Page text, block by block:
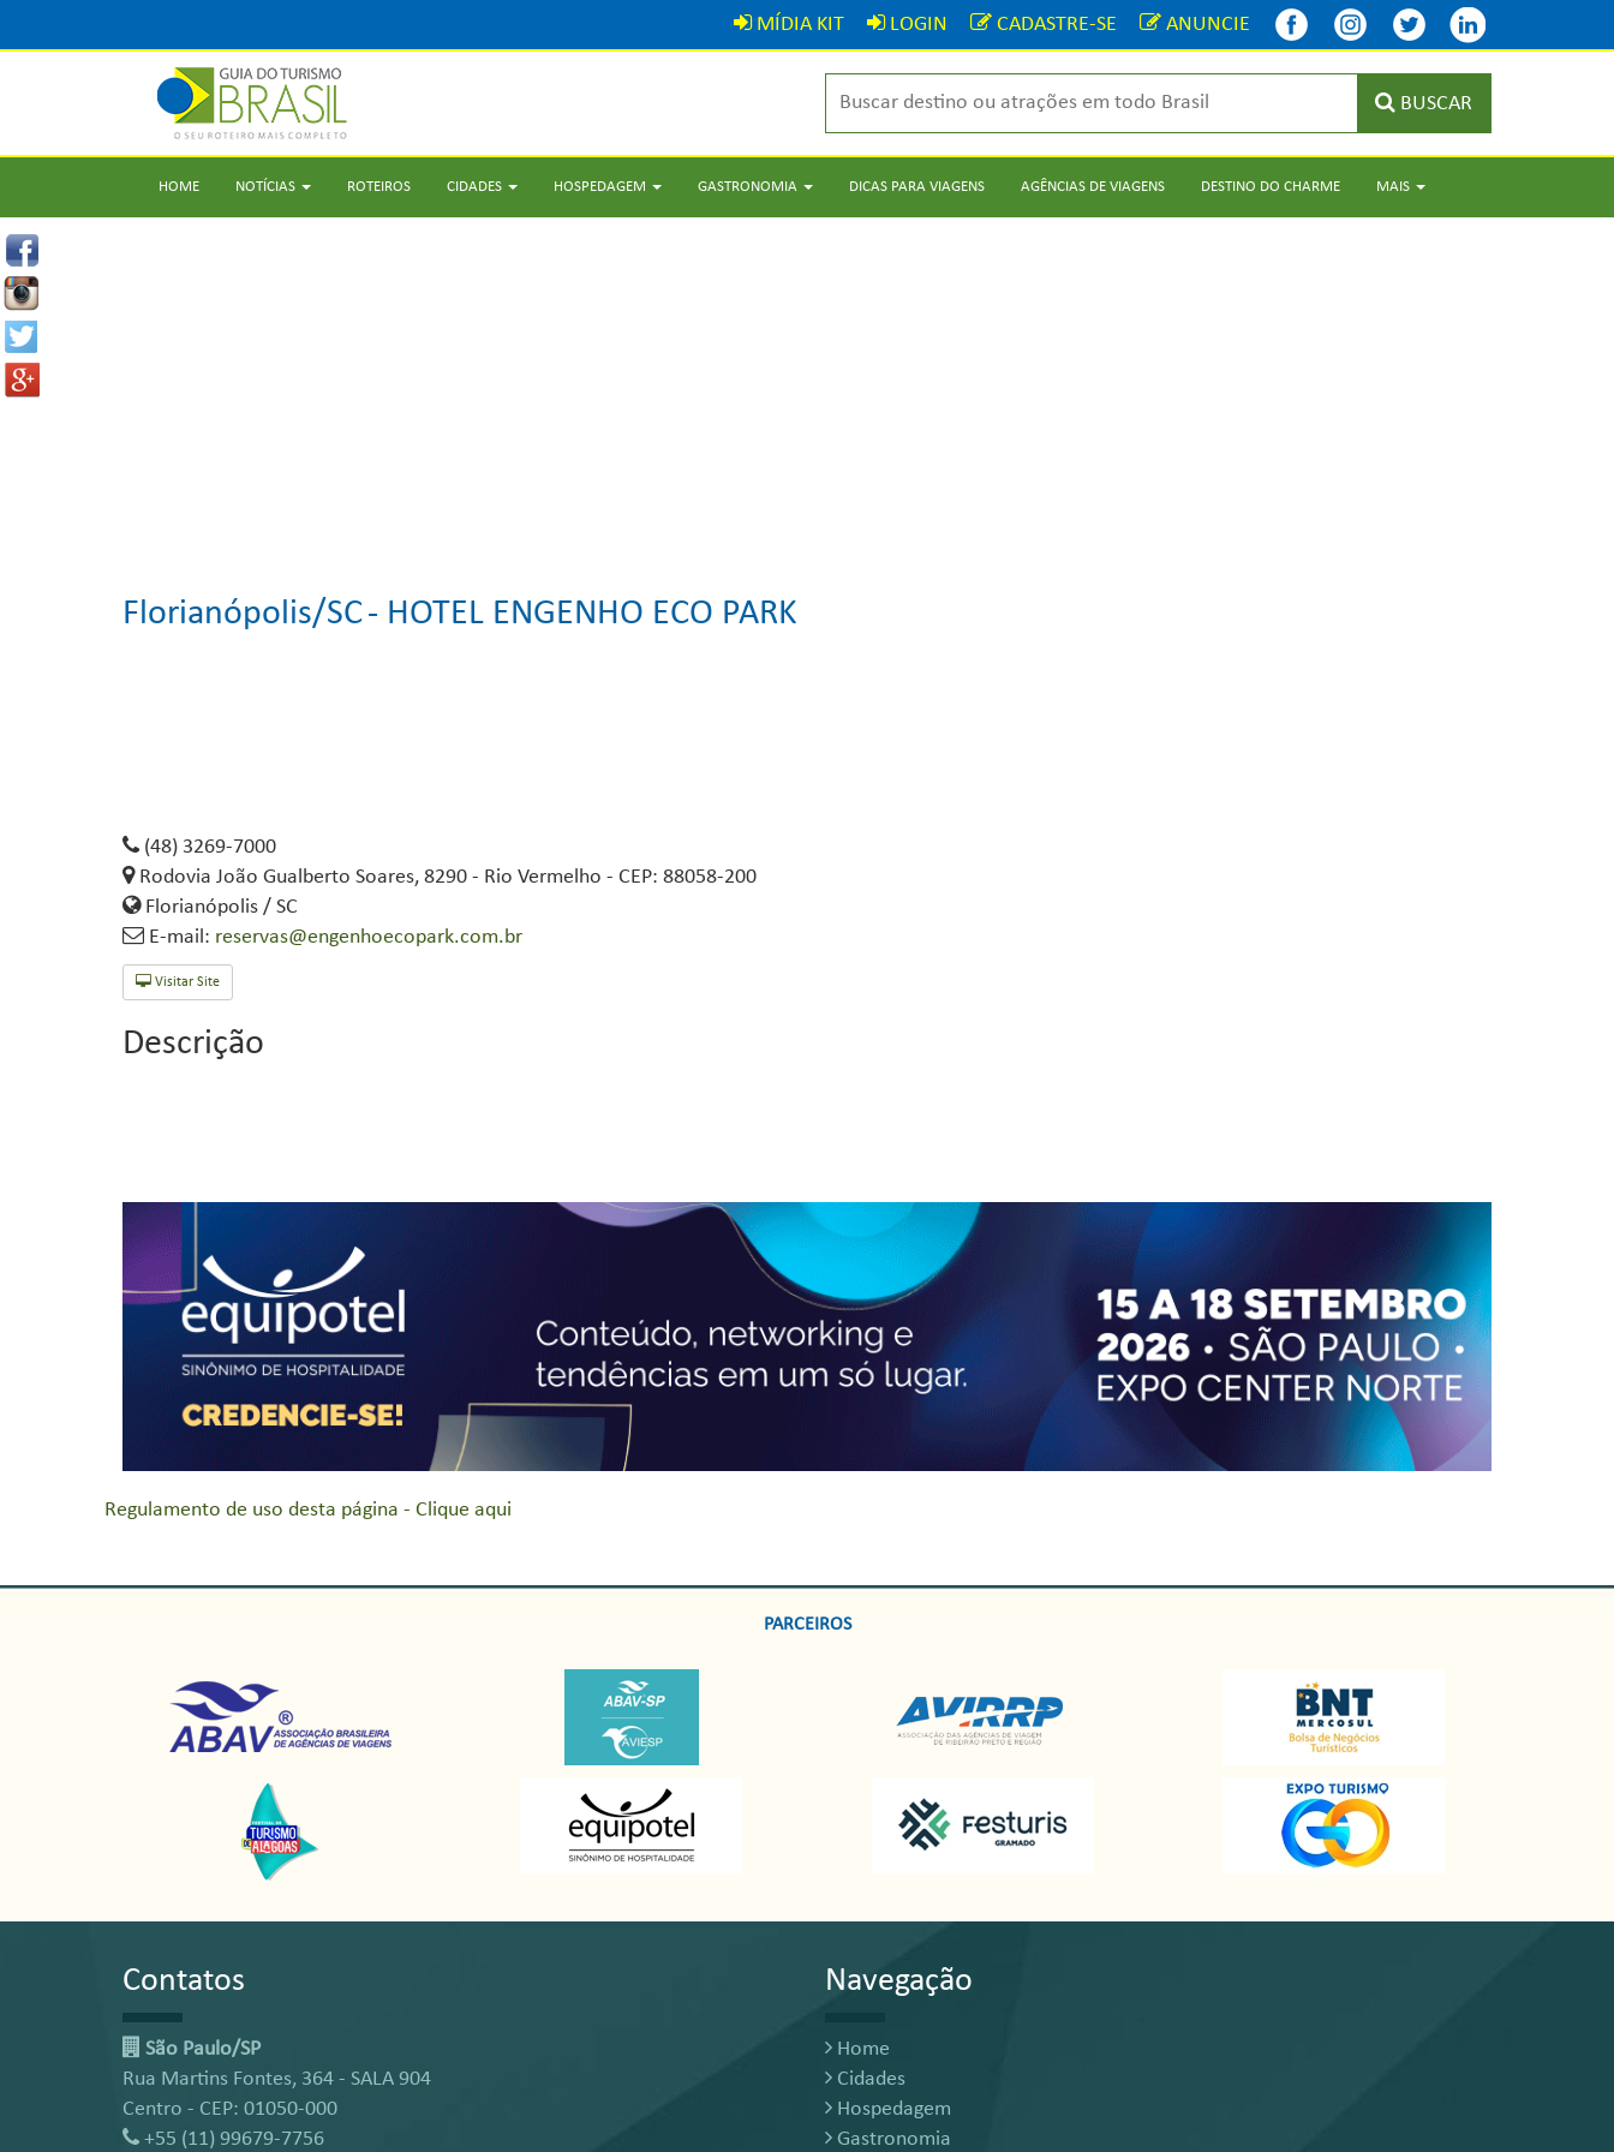
MÍDIA KIT LOGIN CADASTRE-SE ANUNCIE
BUSCAR
HOME NOTÍCIAS ROTEIROS CIDADES HOSPEDAGEM GASTRONOMIA DICAS PARA VIAGENS AGÊNCIAS DE VIAGENS DESTINO DO CHARME MAIS
Florianópolis/SC- HOTEL ENGENHO ECO PARK
(48) 3269-7000
Rodovia João Gualberto Soares, 8290 - Rio Vermelho - CEP: 88058-200
Florianópolis / SC
E-mail: reservas@engenhoecopark.com.br
Visitar Site
Descrição
Regulamento de uso desta página - Clique aqui
PARCEIROS
Contatos
São Paulo/SP
Rua Martins Fontes, 364 - SALA 904
Centro - CEP: 01050-000
+55 (11) 99679-7756
Navegação
Home
Cidades
Hospedagem
Gastronomia